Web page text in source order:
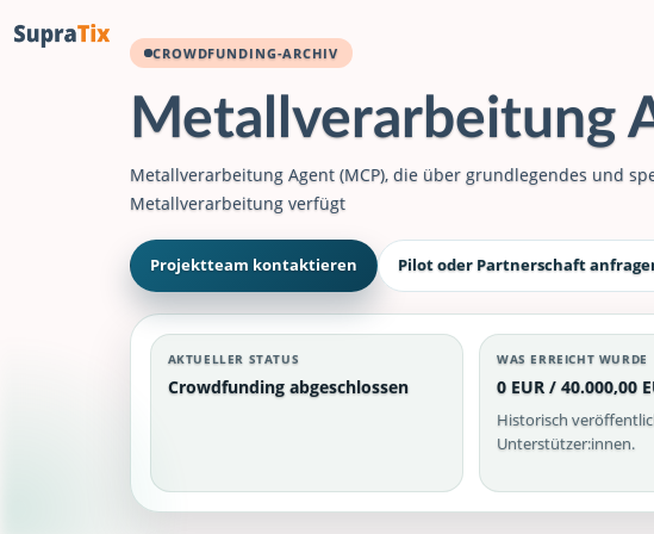
CROWDFUNDING-ARCHIV
Metallverarbeitung
Metallverarbeitung Agent (MCP), die über grundlegendes und
Metallverarbeitung verfügt
Projektteam kontaktieren Pilot oder Partnerschaft
AKTUELLER STATUS
Crowdfunding abgeschlossen
WAS ERREICHT WURDE
0 EUR / 40.000,00
Historisch
Unterstützer:innen.